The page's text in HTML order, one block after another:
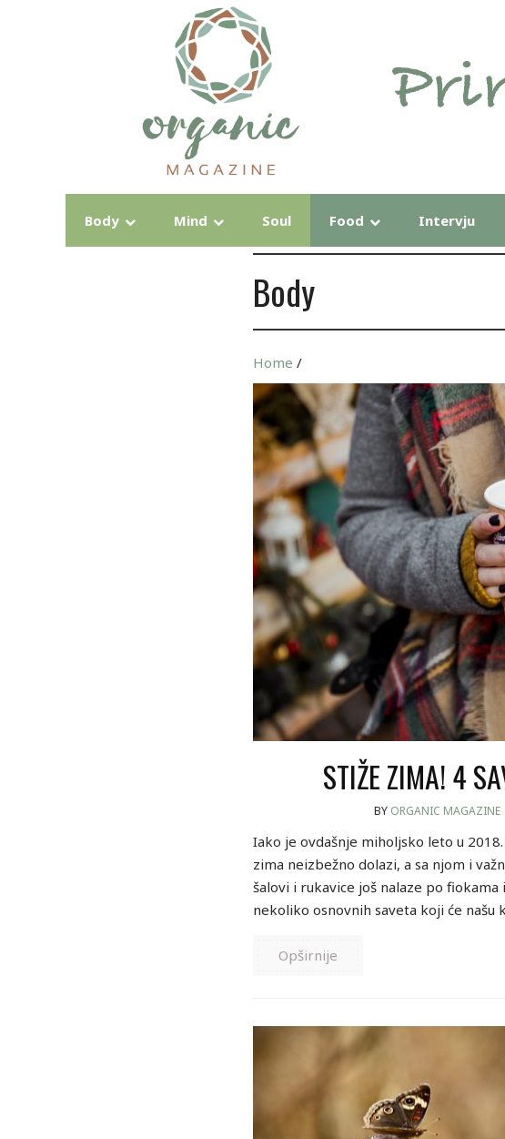
Body Mind Soul Food Intervju
Body
Home /
STIŽE ZIMA! 4
BY ORGANIC MAGAZINE
Iako je ovdašnje miholjsko leto u
zima neizbežno dolazi, a sa njom i
šalovi i rukavice još nalaze po
nekoliko osnovnih saveta koji će našu
Opširnije